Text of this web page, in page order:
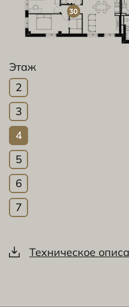
Этаж
2
3
4
5
6
7
Техническое